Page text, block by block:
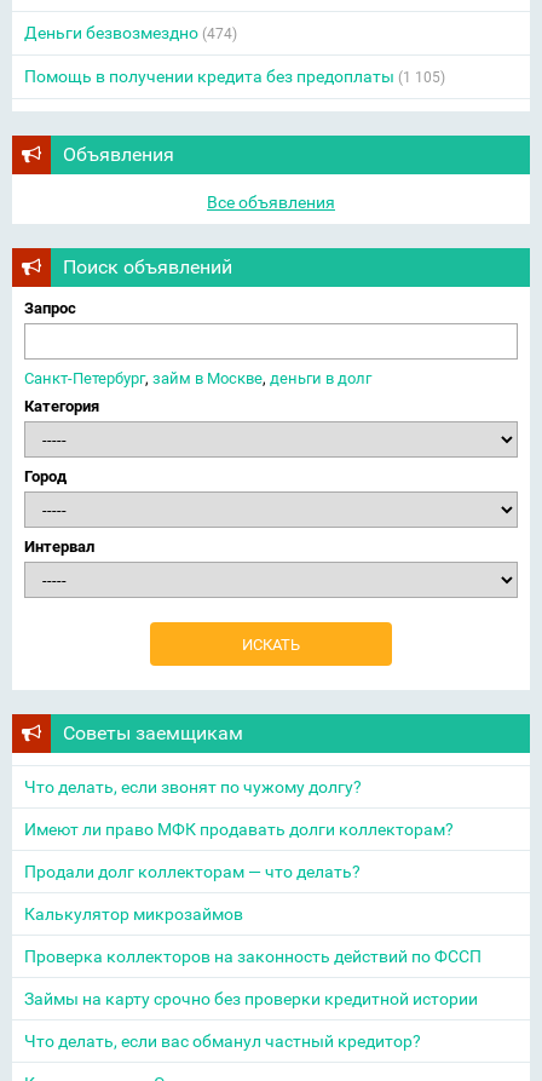
Деньги безвозмездно (474)
Помощь в получении кредита без предоплаты (1 105)
Объявления
Все объявления
Поиск объявлений
Запрос
Санкт-Петербург, займ в Москве, деньги в долг
Категория
Город
Интервал
Советы заемщикам
Что делать, если звонят по чужому долгу?
Имеют ли право МФК продавать долги коллекторам?
Продали долг коллекторам — что делать?
Калькулятор микрозаймов
Проверка коллекторов на законность действий по ФССП
Займы на карту срочно без проверки кредитной истории
Что делать, если вас обманул частный кредитор?